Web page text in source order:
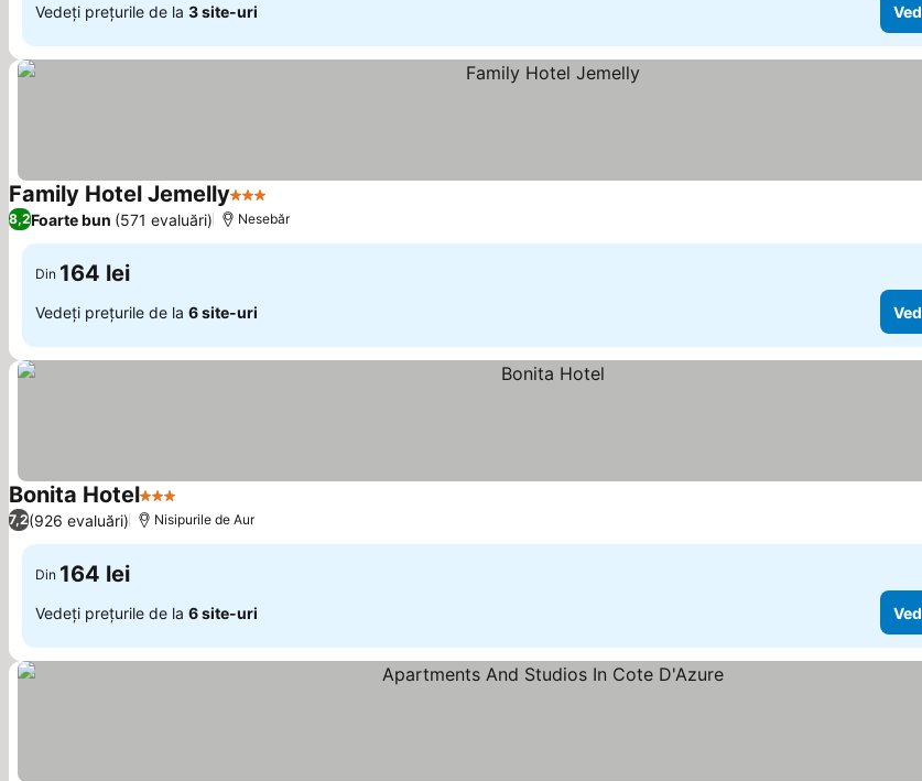
Vedeți prețurile de la 3 site-uri
Family Hotel Jemelly3 Stele
8,2Foarte bun (571 evaluări) Nesebăr
Din 164 lei
Vedeți prețurile de la 6 site-uri
Bonita Hotel3 Stele
7,2(926 evaluări) Nisipurile de Aur
Din 164 lei
Vedeți prețurile de la 6 site-uri